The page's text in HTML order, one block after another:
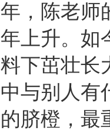
年，陈老师
年上升。如
料下茁壮长
中与别人有
的脐橙，最